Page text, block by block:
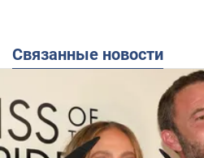
Связанные новости